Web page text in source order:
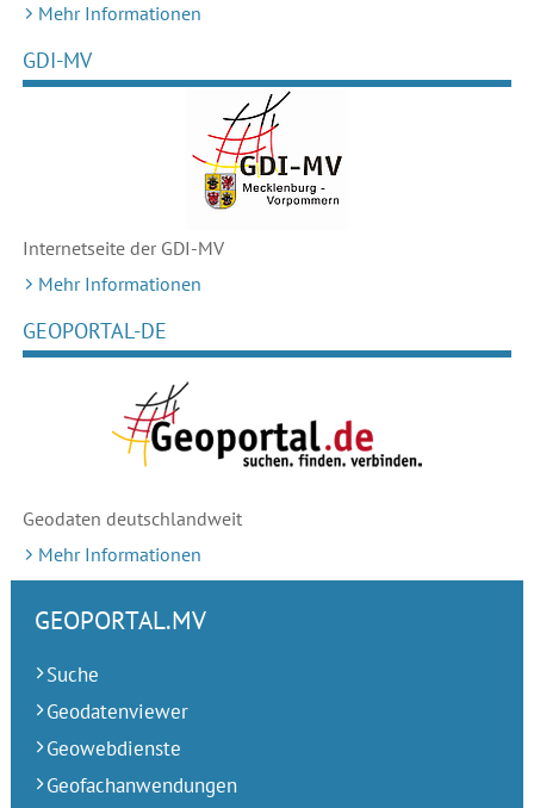
Mehr Informationen
GDI-MV
Internetseite der GDI-MV
Mehr Informationen
GEOPORTAL-DE
Geodaten deutschlandweit
Mehr Informationen
GEOPORTAL.MV
Suche
Geodatenviewer
Geowebdienste
Geofachanwendungen